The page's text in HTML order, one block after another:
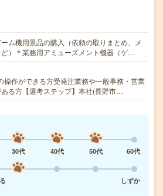
ム機用景品の購入（依頼の取りまとめ、メ
）＊業務用アミューズメント機器（ゲ…
操作ができる方受発注業務や一般事務・営業
る方【選考ステップ】本社(長野市…
30代 40代 50代
60代
しずか